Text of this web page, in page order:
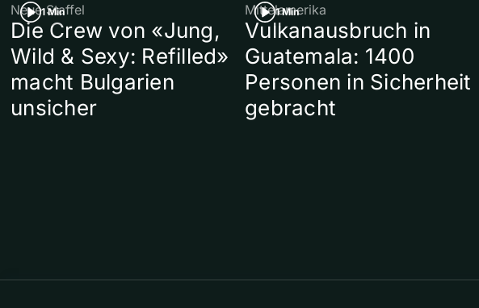
1 Min
Neue Staffel
Die Crew von «Jung,
Wild & Sexy: Refilled»
macht Bulgarien
unsicher
1 Min
Mittelamerika
Vulkanausbruch in
Guatemala: 1400
Personen in Sicherheit
gebracht